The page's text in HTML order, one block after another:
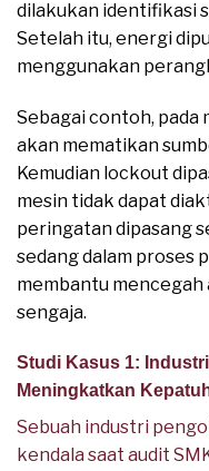
dilakukan identifikasi
Setelah itu, energi
menggunakan
Sebagai contoh,
akan mematikan
Kemudian lockout
mesin tidak dapat
peringatan dipasang
sedang dalam proses
membantu
sengaja.
Studi Kasus 1:
Meningkatkan
Sebuah industri
kendala saat audit